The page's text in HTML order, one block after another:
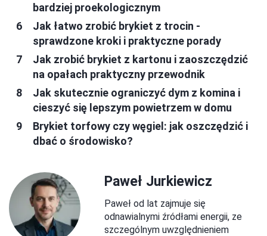
bardziej proekologicznym
Jak łatwo zrobić brykiet z trocin -
sprawdzone kroki i praktyczne porady
Jak zrobić brykiet z kartonu i zaoszczędzić
na opałach praktyczny przewodnik
Jak skutecznie ograniczyć dym z komina i
cieszyć się lepszym powietrzem w domu
Brykiet torfowy czy węgiel: jak oszczędzić i
dbać o środowisko?
Paweł Jurkiewicz
Paweł od lat zajmuje się
odnawialnymi źródłami energii, ze
szczególnym uwzględnieniem